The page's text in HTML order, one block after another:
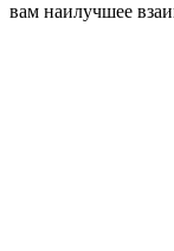
вам наилучшее